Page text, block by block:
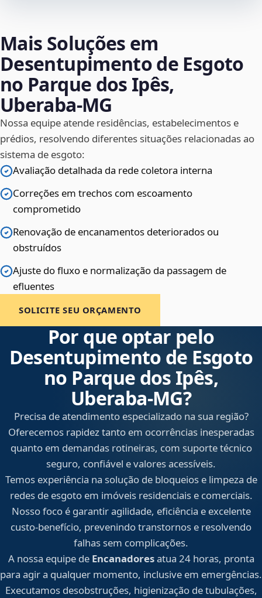
Mais Soluções em
Desentupimento de Esgoto
no Parque dos Ipês,
Uberaba‑MG
Nossa equipe atende residências, estabelecimentos e
prédios, resolvendo diferentes situações relacionadas ao
sistema de esgoto:
Avaliação detalhada da rede coletora interna
Correções em trechos com escoamento
comprometido
Renovação de encanamentos deteriorados ou
obstruídos
Ajuste do fluxo e normalização da passagem de
efluentes
SOLICITE SEU ORÇAMENTO
Por que optar pelo
Desentupimento de Esgoto
no Parque dos Ipês,
Uberaba‑MG?
Precisa de atendimento especializado na sua região?
Oferecemos rapidez tanto em ocorrências inesperadas
quanto em demandas rotineiras, com suporte técnico
seguro, confiável e valores acessíveis.
Temos experiência na solução de bloqueios e limpeza de
redes de esgoto em imóveis residenciais e comerciais.
Nosso foco é garantir agilidade, eficiência e excelente
custo-benefício, prevenindo transtornos e resolvendo
falhas sem complicações.
A nossa equipe de Encanadoresatua 24 horas, pronta
para agir a qualquer momento, inclusive em emergências.
Executamos desobstruções, higienização de tubulações,